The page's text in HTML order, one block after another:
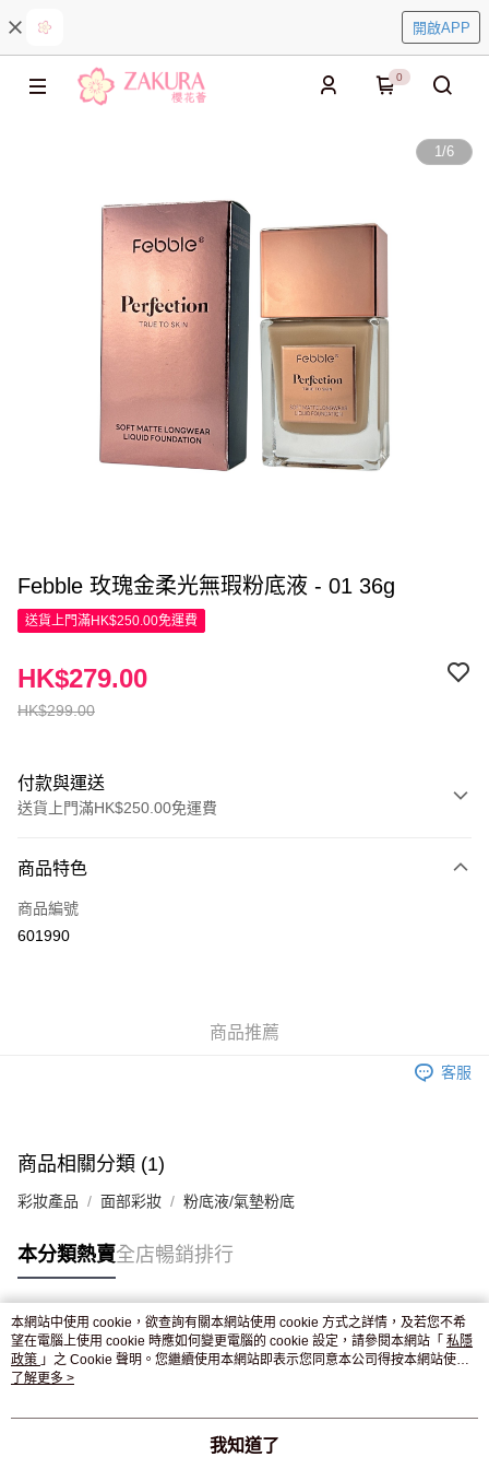
開啟APP
0
1/6
Febble 玫瑰金柔光無瑕粉底液 - 01 36g
送貨上門滿HK$250.00免運費
HK$299.00
HK$279.00
付款與運送
送貨上門滿HK$250.00免運費
信用卡
Apple Pay
付款後門市自取，訂單確認後2-4個工作天到店，7天內取。逾期後
商品特色
商品編號
601990
商品推薦
客服
商品相關分類 (1)
彩妝產品 面部彩妝 粉底液/氣墊粉底
本分類熱賣全店暢銷排行
熱門標籤
熱銷排行
本網站中使用 cookie，欲查詢有關本網站使用 cookie 方式之詳情，及若您不希
望在電腦上使用 cookie 時應如何變更電腦的 cookie 設定，請參閱本網站「 私隱
政策 」之 Cookie 聲明。您繼續使用本網站即表示您同意本公司得按本網站使用
條款之 Cookie 聲明使用 cookie。
了解更多 >
我知道了